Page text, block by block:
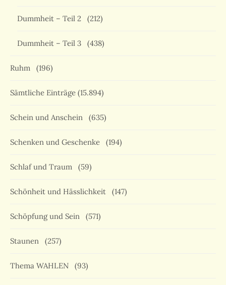
Dummheit – Teil 2 (212)
Dummheit – Teil 3 (438)
Ruhm (196)
Sämtliche Einträge (15.894)
Schein und Anschein (635)
Schenken und Geschenke (194)
Schlaf und Traum (59)
Schönheit und Hässlichkeit (147)
Schöpfung und Sein (571)
Staunen (257)
Thema WAHLEN (93)